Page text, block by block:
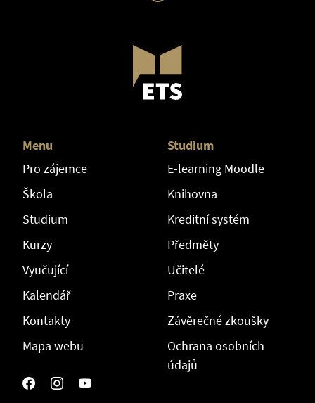
Menu
Pro zájemce
Škola
Studium
Kurzy
Vyučující
Kalendář
Kontakty
Mapa webu
Studium
E-learning Moodle
Knihovna
Kreditní systém
Předměty
Učitelé
Praxe
Závěrečné zkoušky
Ochrana osobních
údajů